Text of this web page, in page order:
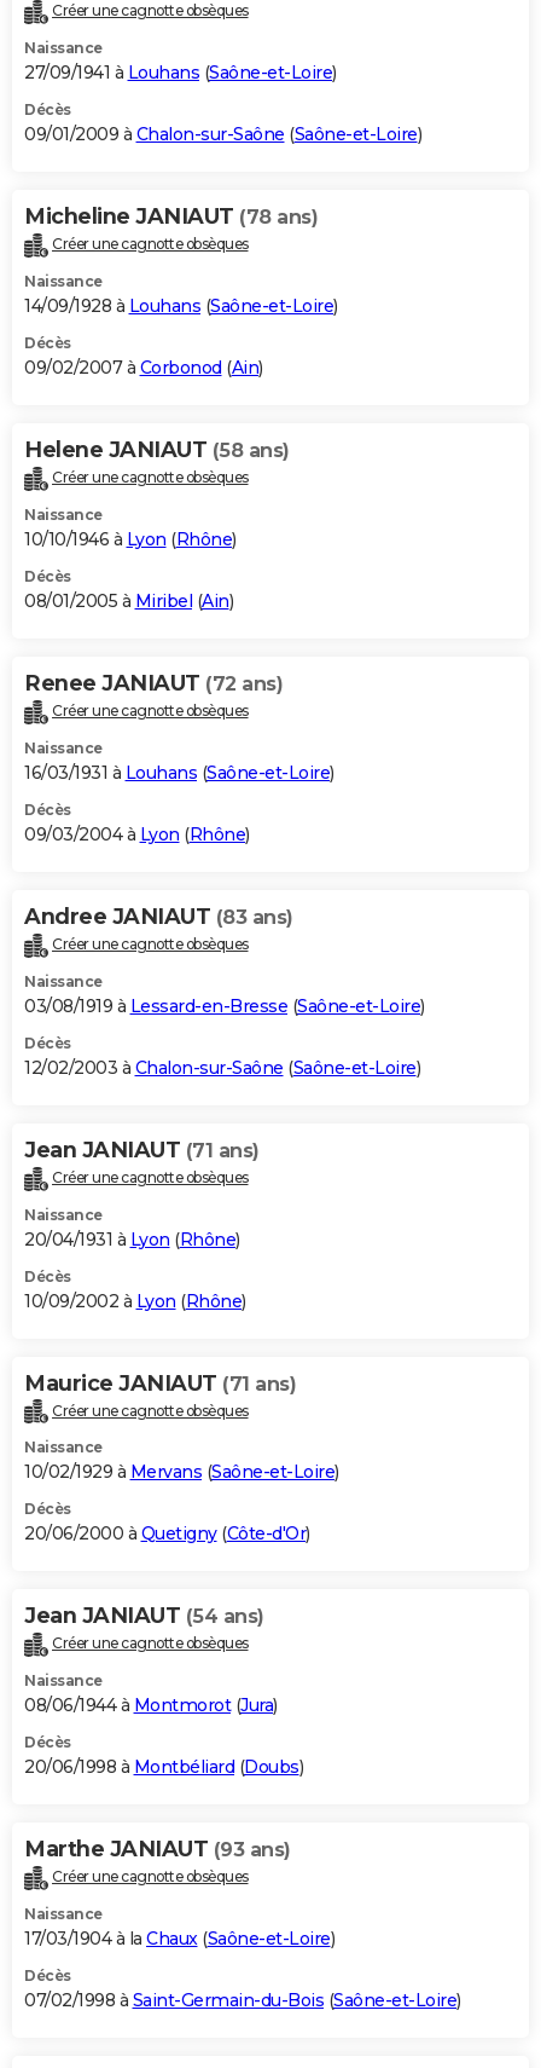
Créer une cagnotte obsèques
Naissance
27/09/1941 à Louhans (Saône-et-Loire)
Décès
09/01/2009 à Chalon-sur-Saône (Saône-et-Loire)
Micheline JANIAUT (78 ans)
Créer une cagnotte obsèques
Naissance
14/09/1928 à Louhans (Saône-et-Loire)
Décès
09/02/2007 à Corbonod (Ain)
Helene JANIAUT (58 ans)
Créer une cagnotte obsèques
Naissance
10/10/1946 à Lyon (Rhône)
Décès
08/01/2005 à Miribel (Ain)
Renee JANIAUT (72 ans)
Créer une cagnotte obsèques
Naissance
16/03/1931 à Louhans (Saône-et-Loire)
Décès
09/03/2004 à Lyon (Rhône)
Andree JANIAUT (83 ans)
Créer une cagnotte obsèques
Naissance
03/08/1919 à Lessard-en-Bresse (Saône-et-Loire)
Décès
12/02/2003 à Chalon-sur-Saône (Saône-et-Loire)
Jean JANIAUT (71 ans)
Créer une cagnotte obsèques
Naissance
20/04/1931 à Lyon (Rhône)
Décès
10/09/2002 à Lyon (Rhône)
Maurice JANIAUT (71 ans)
Créer une cagnotte obsèques
Naissance
10/02/1929 à Mervans (Saône-et-Loire)
Décès
20/06/2000 à Quetigny(Côte-d'Or)
Jean JANIAUT (54 ans)
Créer une cagnotte obsèques
Naissance
08/06/1944 à Montmorot(Jura)
Décès
20/06/1998 à Montbéliard (Doubs)
Marthe JANIAUT (93 ans)
Créer une cagnotte obsèques
Naissance
17/03/1904 à la Chaux(Saône-et-Loire)
Décès
07/02/1998 à Saint-Germain-du-Bois (Saône-et-Loire)